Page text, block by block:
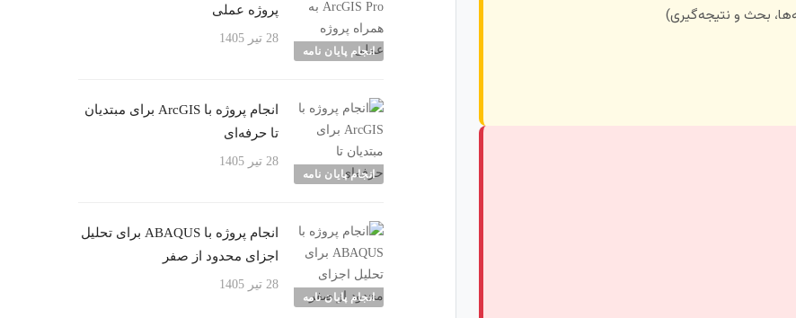
بحث و نتیجه‌گیری)
انجام پایان نامه
پروژه عملی
28 تیر 1405
انجام پایان نامه
انجام پروژه با ArcGIS برای مبتدیان
تا حرفه‌ای
28 تیر 1405
انجام پایان نامه
انجام پروژه با ABAQUS برای تحلیل
اجزای محدود از صفر
28 تیر 1405